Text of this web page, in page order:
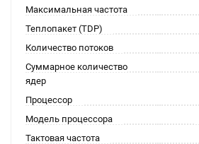
Максимальная частота
Теплопакет (TDP)
Количество потоков
Суммарное количество
ядер
Процессор
Модель процессора
Тактовая частота